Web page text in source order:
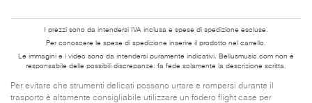
I prezzi sono da intendersi IVA inclusa e spese di spedizione escluse.
Per conoscere le spese di spedizione inserire il prodotto nel carrello.
Le immagini e i video sono da intendersi puramente indicativi. Bellusmusic.com non è
responsabile delle possibili discrepanze: fa fede solamente la descrizione scritta.
Per evitare che strumenti delicati possano urtare e rompersi durante il
trasporto è altamente consigliabile utilizzare un fodero flight case per